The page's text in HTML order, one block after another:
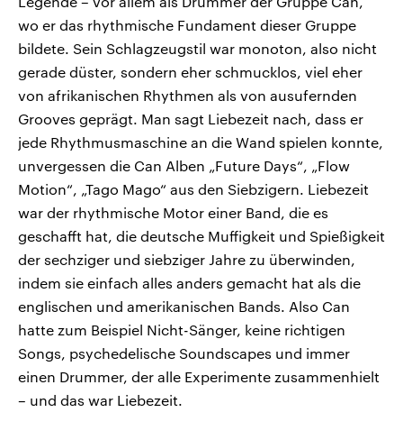
wo er das rhythmische Fundament dieser Gruppe
bildete. Sein Schlagzeugstil war monoton, also nicht
gerade düster, sondern eher schmucklos, viel eher
von afrikanischen Rhythmen als von ausufernden
Grooves geprägt. Man sagt Liebezeit nach, dass er
jede Rhythmusmaschine an die Wand spielen konnte,
unvergessen die Can Alben „Future Days“, „Flow
Motion“, „Tago Mago“ aus den Siebzigern. Liebezeit
war der rhythmische Motor einer Band, die es
geschafft hat, die deutsche Muffigkeit und Spießigkeit
der sechziger und siebziger Jahre zu überwinden,
indem sie einfach alles anders gemacht hat als die
englischen und amerikanischen Bands. Also Can
hatte zum Beispiel Nicht-Sänger, keine richtigen
Songs, psychedelische Soundscapes und immer
einen Drummer, der alle Experimente zusammenhielt
– und das war Liebezeit.